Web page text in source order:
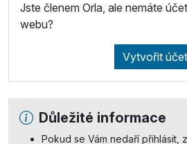
Jste členem Orla, ale nemáte
webu?
Vytvořit účet
Důležité informace
Pokud se Vám nedaří přihlásit,